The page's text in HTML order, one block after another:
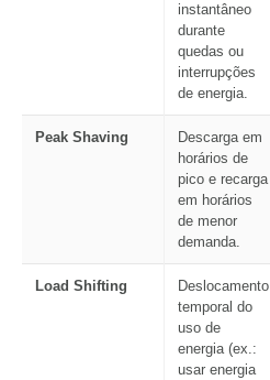
instantâneo
durante
quedas ou
interrupções
de energia.
Peak Shaving
Descarga em
horários de
pico e recarga
em horários
de menor
demanda.
Load Shifting
Deslocamento
temporal do
uso de
energia (ex.:
usar energia